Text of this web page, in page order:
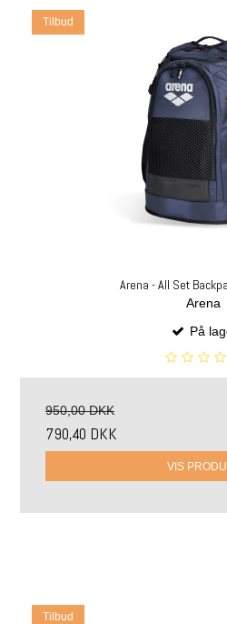
Tilbud
Arena - All Set
Arena
På
950,00 DKK
790,40 DKK
VIS
Tilbud